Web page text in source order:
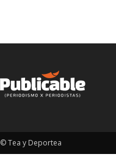
© Tea y Deportea